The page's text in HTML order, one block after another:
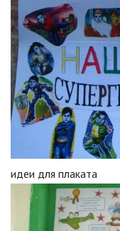
идеи для плаката